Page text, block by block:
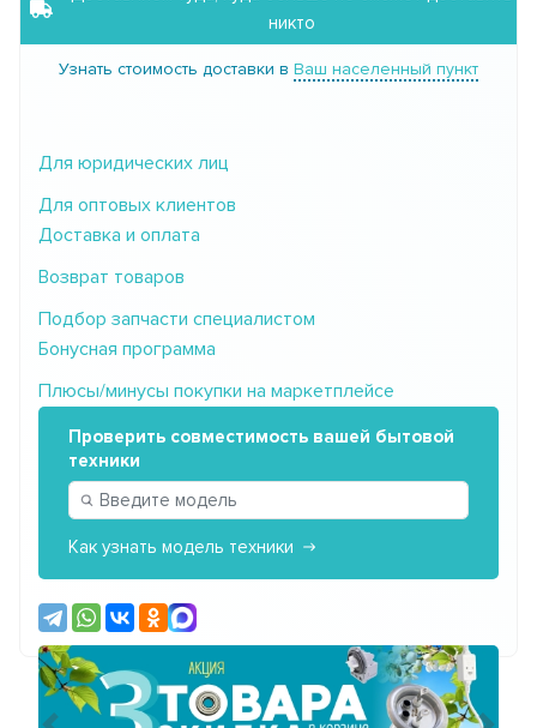
никто
Узнать стоимость доставки в Ваш населенный пункт
Для юридических лиц
Для оптовых клиентов
Доставка и оплата
Возврат товаров
Подбор запчасти специалистом
Бонусная программа
Плюсы/минусы покупки на маркетплейсе
Проверить совместимость вашей бытовой
техники
Как узнать модель техники